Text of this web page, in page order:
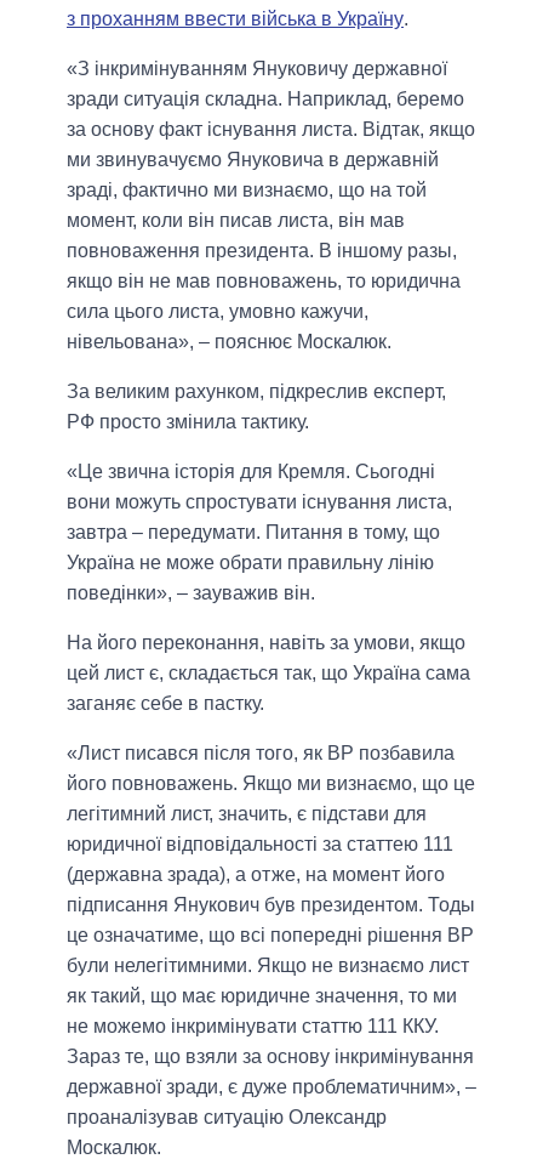
з проханням ввести війська в Україну.
«З інкримінуванням Януковичу державної
зради ситуація складна. Наприклад, беремо
за основу факт існування листа. Відтак, якщо
ми звинувачуємо Януковича в державній
зраді, фактично ми визнаємо, що на той
момент, коли він писав листа, він мав
повноваження президента. В іншому разы,
якщо він не мав повноважень, то юридична
сила цього листа, умовно кажучи,
нівельована», – пояснює Москалюк.
За великим рахунком, підкреслив експерт,
РФ просто змінила тактику.
«Це звична історія для Кремля. Сьогодні
вони можуть спростувати існування листа,
завтра – передумати. Питання в тому, що
Україна не може обрати правильну лінію
поведінки», – зауважив він.
На його переконання, навіть за умови, якщо
цей лист є, складається так, що Україна сама
заганяє себе в пастку.
«Лист писався після того, як ВР позбавила
його повноважень. Якщо ми визнаємо, що це
легітимний лист, значить, є підстави для
юридичної відповідальності за статтею 111
(державна зрада), а отже, на момент його
підписання Янукович був президентом. Тоды
це означатиме, що всі попередні рішення ВР
були нелегітимними. Якщо не визнаємо лист
як такий, що має юридичне значення, то ми
не можемо інкримінувати статтю 111 ККУ.
Зараз те, що взяли за основу інкримінування
державної зради, є дуже проблематичним», –
проаналізував ситуацію Олександр
Москалюк.